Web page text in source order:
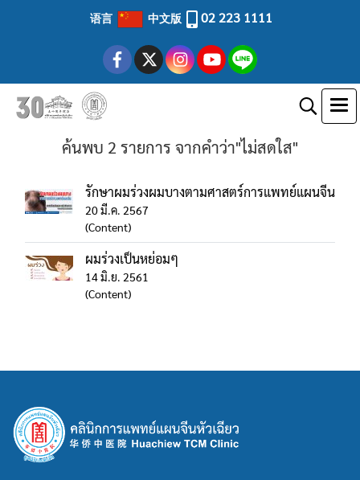
语言 中文版 02 223 1111
ค้นพบ 2 รายการ จากคำว่า"ไม่สดใส"
รักษาผมร่วงผมบางตามศาสตร์การแพทย์แผนจีน
20 มี.ค. 2567
(Content)
ผมร่วงเป็นหย่อมๆ
14 มิ.ย. 2561
(Content)